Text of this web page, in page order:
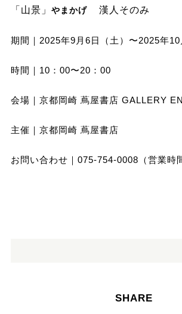
「山景」 やまかげ 漢人そのみ
期間｜2025年9⽉6⽇（土）〜2025年10
時間｜10：00〜20：00
会場｜京都岡崎 蔦屋書店 GALLERY
主催｜京都岡崎 蔦屋書店
お問い合わせ｜075-754-0008（営業時
SHARE